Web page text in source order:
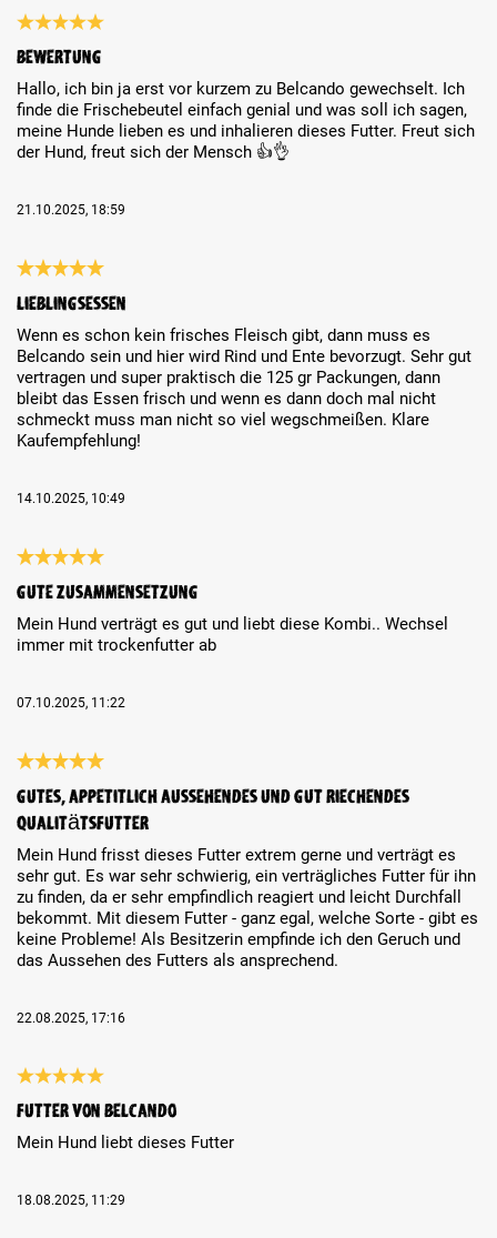
Bewertung
Hallo, ich bin ja erst vor kurzem zu Belcando gewechselt. Ich
finde die Frischebeutel einfach genial und was soll ich sagen,
meine Hunde lieben es und inhalieren dieses Futter. Freut sich
der Hund, freut sich der Mensch 👍👌
21.10.2025, 18:59
Lieblingsessen
Wenn es schon kein frisches Fleisch gibt, dann muss es
Belcando sein und hier wird Rind und Ente bevorzugt. Sehr gut
vertragen und super praktisch die 125 gr Packungen, dann
bleibt das Essen frisch und wenn es dann doch mal nicht
schmeckt muss man nicht so viel wegschmeißen. Klare
Kaufempfehlung!
14.10.2025, 10:49
Gute Zusammensetzung
Mein Hund verträgt es gut und liebt diese Kombi.. Wechsel
immer mit trockenfutter ab
07.10.2025, 11:22
Gutes, appetitlich aussehendes und gut riechendes
Qualitätsfutter
Mein Hund frisst dieses Futter extrem gerne und verträgt es
sehr gut. Es war sehr schwierig, ein verträgliches Futter für ihn
zu finden, da er sehr empfindlich reagiert und leicht Durchfall
bekommt. Mit diesem Futter - ganz egal, welche Sorte - gibt es
keine Probleme! Als Besitzerin empfinde ich den Geruch und
das Aussehen des Futters als ansprechend.
22.08.2025, 17:16
Futter von Belcando
Mein Hund liebt dieses Futter
18.08.2025, 11:29